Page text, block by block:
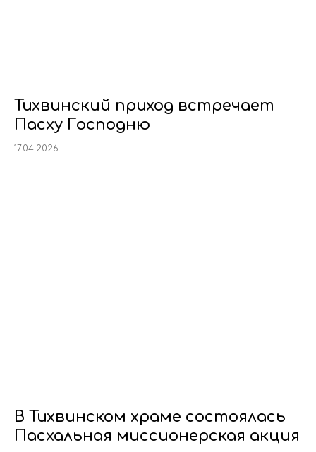
Тихвинский приход встречает
Пасху Господню
17.04.2026
В Тихвинском храме состоялась
Пасхальная миссионерская акция